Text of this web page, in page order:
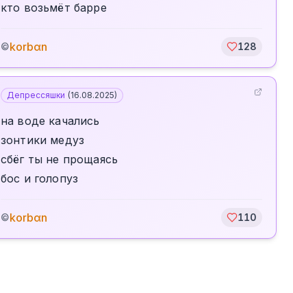
кто возьмёт барре
©korbαn 128
Депрессяшки (16.08.2025)
на воде качались
зонтики медуз
сбёг ты не прощаясь
бос и голопуз
©korbαn 110